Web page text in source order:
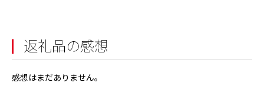
返礼品の感想
感想はまだありません。